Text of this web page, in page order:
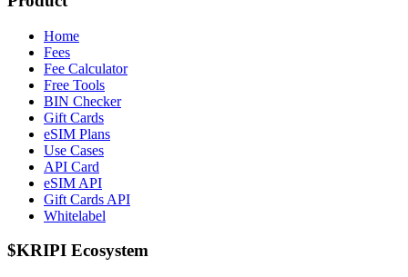
Home
Fees
Fee Calculator
Free Tools
BIN Checker
Gift Cards
eSIM Plans
Use Cases
API Card
eSIM API
Gift Cards API
Whitelabel
$KRIPI Ecosystem